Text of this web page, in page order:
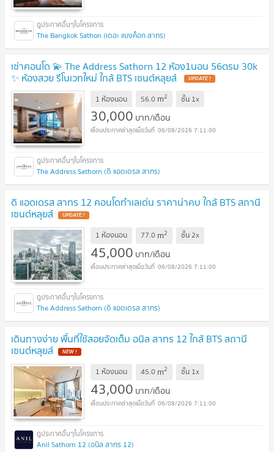
The Bangkok Sathon (เดอะ แบงค็อก สาทร)
เช่าคอนโด 💫 The Address Sathorn 12 ห้อง1นอน 56ตรม 30k
✨ ห้องสวย รีโนเวทใหม่ ใกล้ BTS เซนต์หลุยส์
1 ห้องนอน 56.0 m2 ชั้น 1x
30,000 บาท/เดือน
06/08/2026 7:11:00
The Address Sathorn (ดิ แอดเดรส สาทร)
ดิ แอดเดรส สาทร 12 คอนโดทำเลเด่น ราคาน่าคบ ใกล้ BTS สถานี
เซนต์หลุยส์
1 ห้องนอน 77.0 m2 ชั้น2x
45,000 บาท/เดือน
06/08/2026 7:11:00
The Address Sathorn (ดิ แอดเดรส สาทร)
เดินทางง่าย พื้นที่ใช้สอยจัดเต็ม อนิล สาทร 12 ใกล้ BTS สถานี
เซนต์หลุยส์
1 ห้องนอน 45.0 m2 ชั้น 1x
43,000 บาท/เดือน
06/08/2026 7:11:00
Anil Sathorn 12 (อนิล สาทร 12)